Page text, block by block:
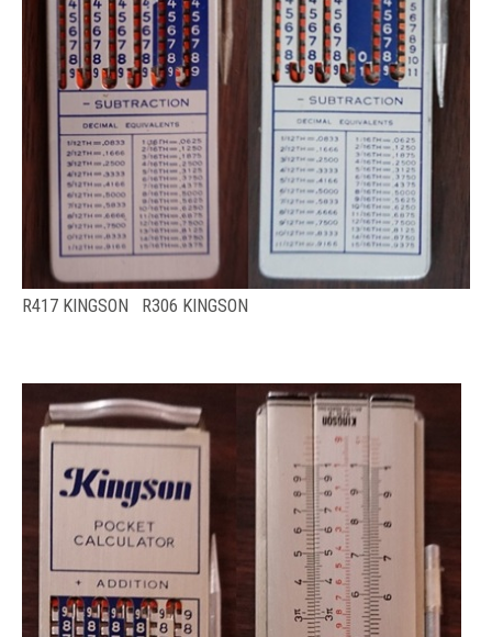
R417 KINGSON R306 KINGSON